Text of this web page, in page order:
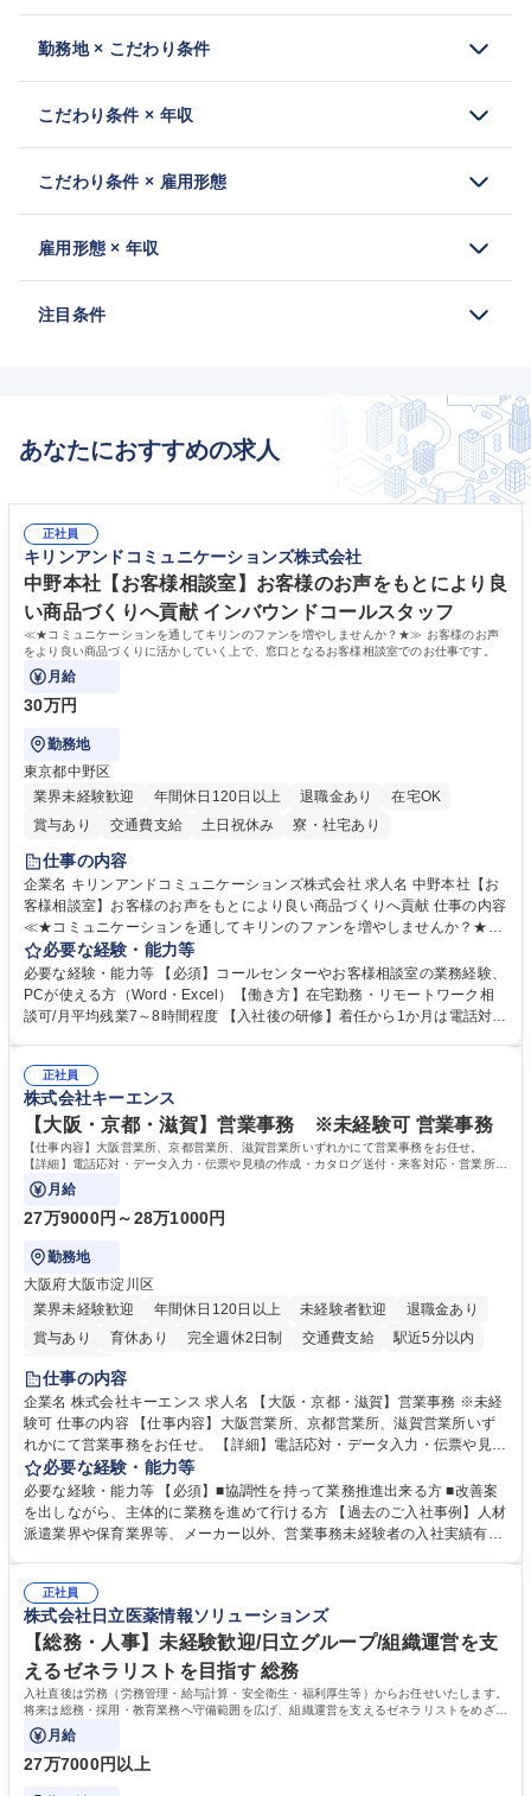
勤務地 × こだわり条件
こだわり条件 × 年収
こだわり条件 × 雇用形態
雇用形態 × 年収
注目条件
あなたにおすすめの求人
正社員
キリンアンドコミュニケーションズ株式会社
中野本社【お客様相談室】お客様のお声をもとにより良
い商品づくりへ貢献 インバウンドコールスタッフ
≪★コミュニケーションを通してキリンのファンを増やしませんか？★≫ お客様のお声
をより良い商品づくりに活かしていく上で、窓口となるお客様相談室でのお仕事です。
月給
30万円
勤務地
東京都中野区
業界未経験歓迎
年間休日120日以上 退職金あり
在宅OK
賞与あり
交通費支給 土日祝休み 寮・社宅あり
仕事の内容
企業名 キリンアンドコミュニケーションズ株式会社 求人名 中野本社【お
客様相談室】お客様のお声をもとにより良い商品づくりへ貢献 仕事の内容
≪★コミュニケーションを通してキリンのファンを増やしませんか？★≫
お客様のお声をより良い商品づくりに活かしていく上で、窓口となるお客
様相談室でのお仕事です。 日々お客様からいただくキリングループへのご
意見を、企業活動に活かしています。お客様からの声に迅速かつ誠意をも
って対応、情報提供するとともにグループ内活動に反映しています。 【具
平均100件前後■メール・手紙：同上40件前後 募集職種 中野本社【お客様
相談室】お客様のお声をもとにより良い商品づくりへ貢献
必要な経験・能力等
必要な経験・能力等 【必須】コールセンターやお客様相談室の業務経験、
PCが使える方（Word・Excel）【働き方】在宅勤務・リモートワーク相
談可/月平均残業7～8時間程度 【入社後の研修】着任から1か月は電話対応
すのでご安心ください。 【当社について】キリングループの広報機能を担
う会社として、お客様との出会いを大切にし、磨き上げたホスピタリティ
を込めてコミュニケーションをとりながら広報関連業務を行っておりま
す。 学歴・資格 学歴：大学院 大学 高専 短大 専修学校 高校 語学力： 資
格：
正社員
株式会社キーエンス
【大阪・京都・滋賀】営業事務 ※未経験可 営業事務
【仕事内容】大阪営業所、京都営業所、滋賀営業所いずれかにて営業事務をお任せ。
【詳細】電話応対・データ入力・伝票や見積の作成・カタログ送付・来客対応・営業所内
で発生する事務業務や業務改善をお任せ。
月給
27万9000円～28万1000円
勤務地
大阪府大阪市淀川区
業界未経験歓迎
年間休日120日以上 未経験者歓迎
退職金あり
賞与あり
育休あり 完全週休2日制 交通費支給
駅近5分以内
土日祝休み
仕事の内容
企業名 株式会社キーエンス 求人名 【大阪・京都・滋賀】営業事務 ※未経
験可 仕事の内容 【仕事内容】大阪営業所、京都営業所、滋賀営業所いず
れかにて営業事務をお任せ。 【詳細】電話応対・データ入力・伝票や見積
の作成・カタログ送付・来客対応・営業所内で発生する事務業務や業務改
善をお任せ。 【教育制度】ご入社後、育成担当とペアになりながらOJTに
て業務を覚えていただくことが可能です。業務システムがきちんと構築さ
れているため、スムーズに仕事に慣れることができる環境です。また、
募集職種 【大阪・京都・滋賀】営業事務 ※未経験可
必要な経験・能力等
必要な経験・能力等 【必須】■協調性を持って業務推進出来る方 ■改善案
を出しながら、主体的に業務を進めて行ける方 【過去のご入社事例】人材
派遣業界や保育業界等、メーカー以外、営業事務未経験者の入社実績有
えて、お客様や社員の状況に合わせ、能動的なサポート、改善の動きも期
待され。組織を支えるスペシャリストとして、チームに貢献し、結果的に
社員から頼られる存在になることができます。平均19:30の退勤以降の業
務の持ち帰りも禁止されており、メリハリのある働き方となります。 学
歴・資格 学歴：大学院 大学 高専 短大 語学力： 資格：
正社員
株式会社日立医薬情報ソリューションズ
【総務・人事】未経験歓迎/日立グループ/組織運営を支
えるゼネラリストを目指す 総務
入社直後は労務（労務管理・給与計算・安全衛生・福利厚生等）からお任せいたします。
将来は総務・採用・教育業務へ守備範囲を広げ、組織運営を支えるゼネラリストをめざせ
ます。
月給
27万7000円以上